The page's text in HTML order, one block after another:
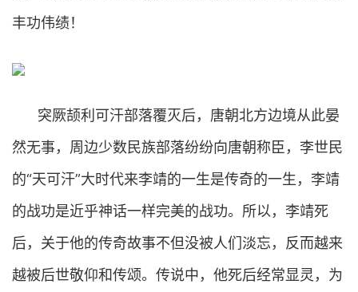
丰功伟绩！
突厥颉利可汗部落覆灭后，唐朝北方边境从此晏
然无事，周边少数民族部落纷纷向唐朝称臣，李世民
的“天可汗”大时代来李靖的一生是传奇的一生，李靖
的战功是近乎神话一样完美的战功。所以，李靖死
后，关于他的传奇故事不但没被人们淡忘，反而越来
越被后世敬仰和传颂。传说中，他死后经常显灵，为